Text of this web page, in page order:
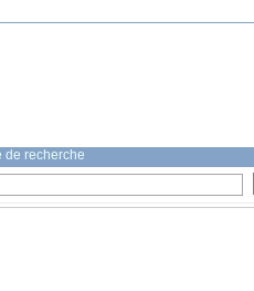
de recherche